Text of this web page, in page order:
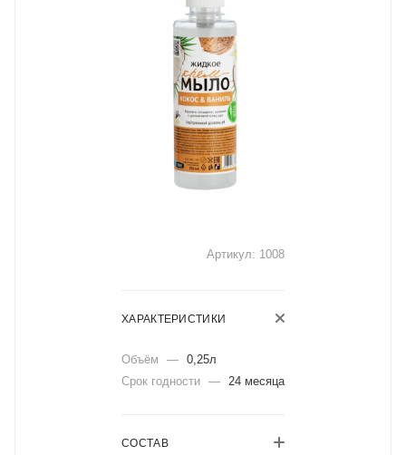
Артикул: 1008
ХАРАКТЕРИСТИКИ
Объём — 0,25л
Срок годности — 24 месяца
СОСТАВ